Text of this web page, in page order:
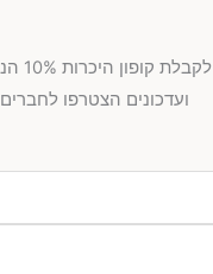
לקבלת קופון היכרות 10% הנחה
ועדכונים הצטרפו לחברים